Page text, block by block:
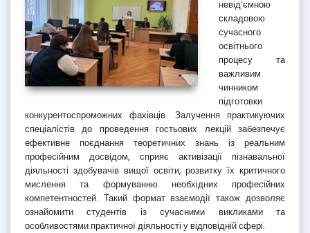
невід’ємною
складовою
сучасного
освітнього
процесу та
важливим
чинником
підготовки
конкурентоспроможних фахівців. Залучення практикуючих
спеціалістів до проведення гостьових лекцій забезпечує
ефективне поєднання теоретичних знань із реальним
професійним досвідом, сприяє активізації пізнавальної
діяльності здобувачів вищої освіти, розвитку їх критичного
мислення та формуванню необхідних професійних
компетентностей. Такий формат взаємодії також дозволяє
ознайомити студентів із сучасними викликами та
особливостями практичної діяльності у відповідній сфері.